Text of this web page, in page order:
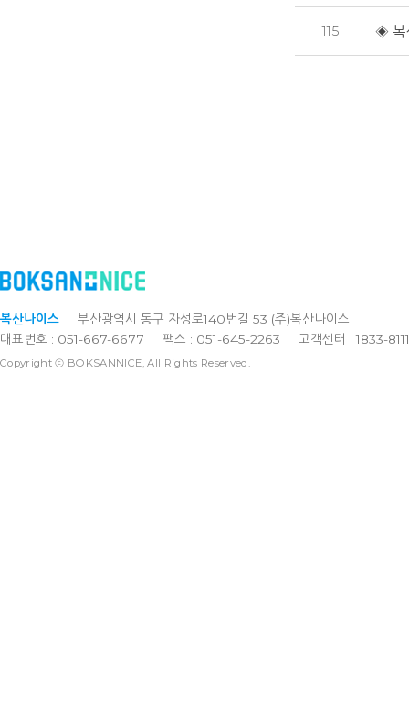
115 ◈ 복
복산나이스
부산광역시 동구 자성로140번길 53 (주)복산나이스
대표번호 : 051-667-6677
팩스 : 051-645-2263 고객센터 : 1833-8111
Copyright ⓒ BOKSANNICE, All Rights Reserved.